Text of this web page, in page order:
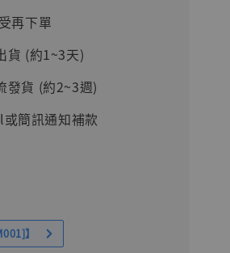
再下單
貨 (約1~3天)
發貨 (約2~3週)
簡訊通知補款
】